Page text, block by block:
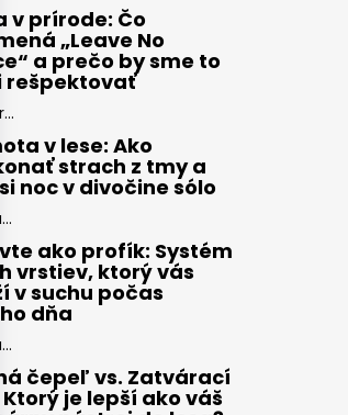
v prírode: Čo
„Leave No
a prečo by sme to
rešpektovať
v lese: Ako
strach z tmy a
si noc v divočine sólo
ako profík: Systém
vrstiev, ktorý vás
v suchu počas
dňa
čepeľ vs. Zatvárací
Ktorý je lepší ako váš